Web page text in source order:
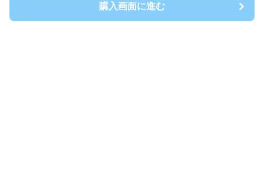
購入画面に進む
購入画面に進む